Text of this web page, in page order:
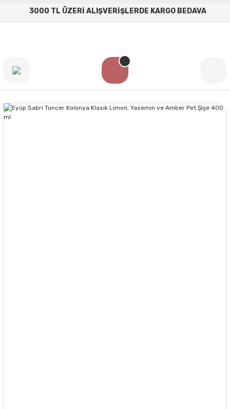
3000 TL ÜZERİ ALIŞVERİŞLERDE KARGO BEDAVA